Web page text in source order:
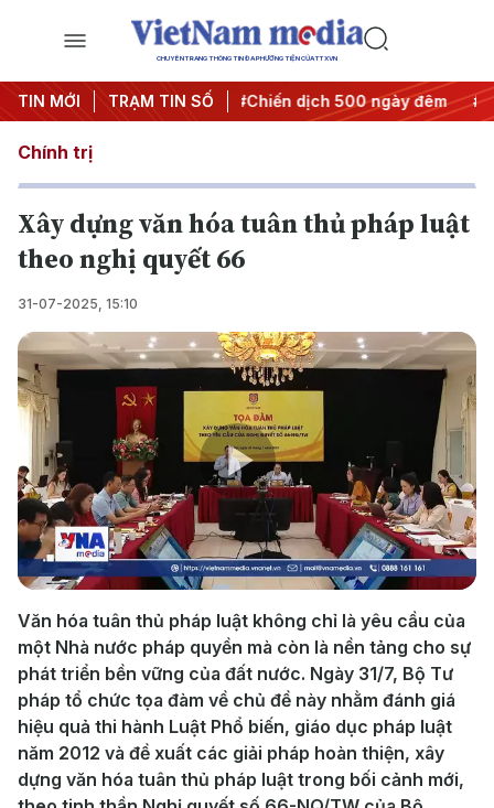
CHUYÊN TRANG THÔNG TIN ĐA PHƯƠNG TIỆN CỦA TTXVN
TIN MỚI TRẠM TIN SỐ
thành hành động #Chiến dịch 500 ngày đêm #Chống
Chính trị
Xây dựng văn hóa tuân thủ pháp luật
theo nghị quyết 66
31-07-2025, 15:10
Play
Video
Văn hóa tuân thủ pháp luật không chỉ là yêu cầu của
một Nhà nước pháp quyền mà còn là nền tảng cho sự
phát triển bền vững của đất nước. Ngày 31/7, Bộ Tư
pháp tổ chức tọa đàm về chủ đề này nhằm đánh giá
hiệu quả thi hành Luật Phổ biến, giáo dục pháp luật
năm 2012 và đề xuất các giải pháp hoàn thiện, xây
dựng văn hóa tuân thủ pháp luật trong bối cảnh mới,